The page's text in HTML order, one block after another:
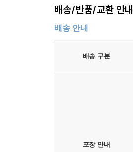
배송/반품/교환 안내
배송 안내
배송 구분
포장 안내